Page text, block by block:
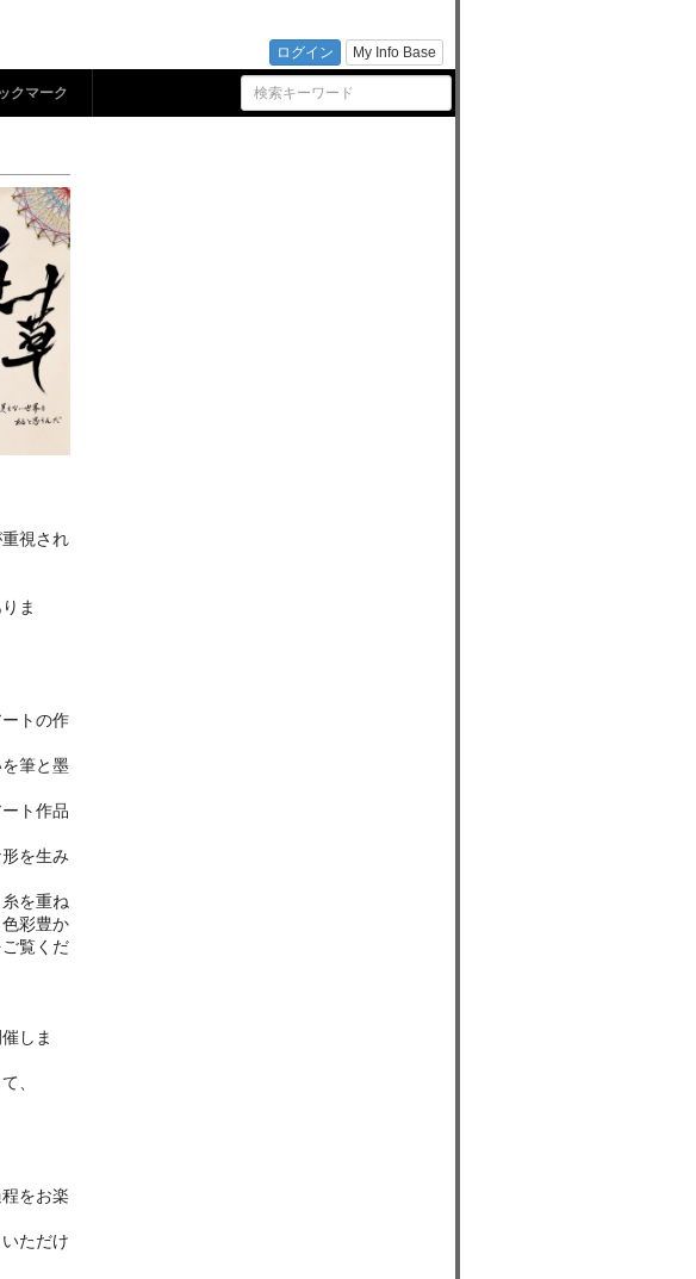
ログイン My Info Base
ットフォ
クマーク
視され
ま
トの作
筆と墨
ト作品
を生み
を重ね
彩豊か
覧くだ
しま
、
をお楽
ただけ